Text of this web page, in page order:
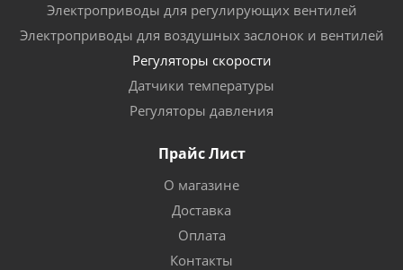
Электроприводы для регулирующих вентилей
Электроприводы для воздушных заслонок и вентилей
Регуляторы скорости
Датчики температуры
Регуляторы давления
Прайс Лист
О магазине
Доставка
Оплата
Контакты